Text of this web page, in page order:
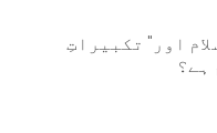
اور" تکبیراتِ
ہے؟